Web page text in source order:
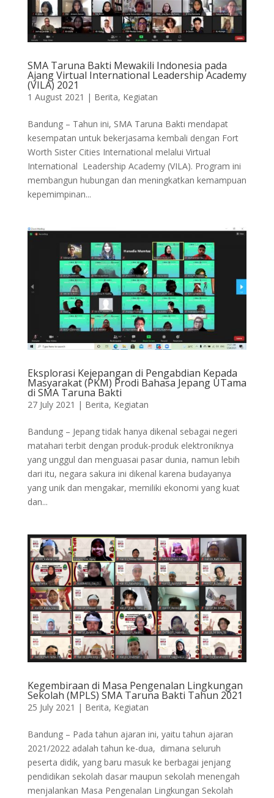
SMA Taruna Bakti Mewakili Indonesia pada
Ajang Virtual International Leadership Academy
(VILA) 2021
1 August 2021 | Berita, Kegiatan
Bandung – Tahun ini, SMA Taruna Bakti mendapat
kesempatan untuk bekerjasama kembali dengan Fort
Worth Sister Cities International melalui Virtual
International Leadership Academy (VILA). Program ini
membangun hubungan dan meningkatkan kemampuan
kepemimpinan...
Eksplorasi Kejepangan di Pengabdian Kepada
Masyarakat (PKM) Prodi Bahasa Jepang UTama
di SMA Taruna Bakti
27 July 2021 | Berita, Kegiatan
Bandung – Jepang tidak hanya dikenal sebagai negeri
matahari terbit dengan produk-produk elektroniknya
yang unggul dan menguasai pasar dunia, namun lebih
dari itu, negara sakura ini dikenal karena budayanya
yang unik dan mengakar, memiliki ekonomi yang kuat
dan...
Kegembiraan di Masa Pengenalan Lingkungan
Sekolah (MPLS) SMA Taruna Bakti Tahun 2021
25 July 2021 | Berita, Kegiatan
Bandung – Pada tahun ajaran ini, yaitu tahun ajaran
2021/2022 adalah tahun ke-dua, dimana seluruh
peserta didik, yang baru masuk ke berbagai jenjang
pendidikan sekolah dasar maupun sekolah menengah
menjalankan Masa Pengenalan Lingkungan Sekolah